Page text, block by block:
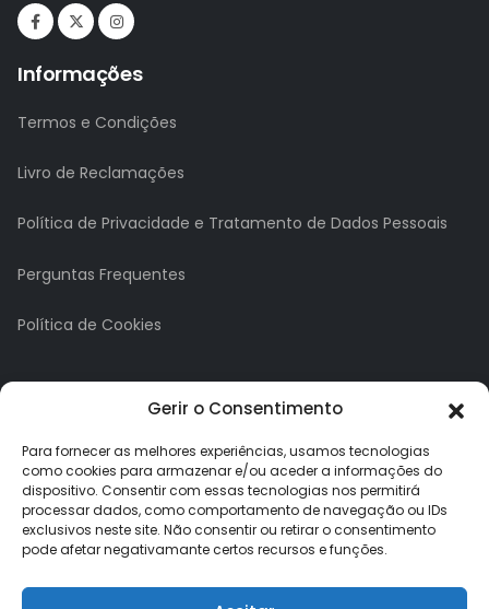
Gerir o Consentimento
Para fornecer as melhores experiências, usamos tecnologias
como cookies para armazenar e/ou aceder a informações do
dispositivo. Consentir com essas tecnologias nos permitirá
processar dados, como comportamento de navegação ou IDs
exclusivos neste site. Não consentir ou retirar o consentimento
pode afetar negativamante certos recursos e funções.
Informações
Termos e Condições
Livro de Reclamações
Política de Privacidade e Tratamento de Dados Pessoais
Perguntas Frequentes
Política de Cookies
A minha conta
A Minha Conta
Histórico de Pedidos
Lista de Desejos
Newsletter